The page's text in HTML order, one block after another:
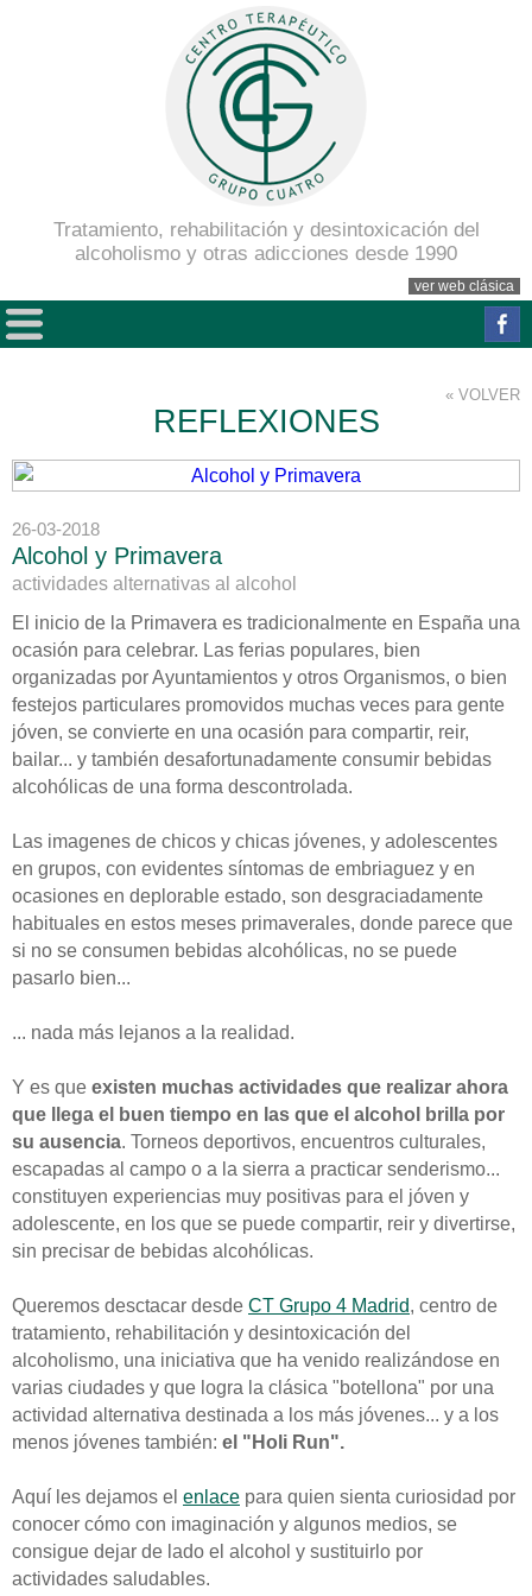
Tratamiento, rehabilitación y desintoxicación del
alcoholismo y otras adicciones desde 1990
ver web clásica
« VOLVER
REFLEXIONES
26-03-2018
Alcohol y Primavera
actividades alternativas al alcohol
El inicio de la Primavera es tradicionalmente en España una
ocasión para celebrar. Las ferias populares, bien
organizadas por Ayuntamientos y otros Organismos, o bien
festejos particulares promovidos muchas veces para gente
jóven, se convierte en una ocasión para compartir, reir,
bailar... y también desafortunadamente consumir bebidas
alcohólicas de una forma descontrolada.
Las imagenes de chicos y chicas jóvenes, y adolescentes
en grupos, con evidentes síntomas de embriaguez y en
ocasiones en deplorable estado, son desgraciadamente
habituales en estos meses primaverales, donde parece que
si no se consumen bebidas alcohólicas, no se puede
pasarlo bien...
... nada más lejanos a la realidad.
Y es que existen muchas actividades que realizar ahora
que llega el buen tiempo en las que el alcohol brilla por
su ausencia. Torneos deportivos, encuentros culturales,
escapadas al campo o a la sierra a practicar senderismo...
constituyen experiencias muy positivas para el jóven y
adolescente, en los que se puede compartir, reir y divertirse,
sin precisar de bebidas alcohólicas.
Queremos desctacar desde CT Grupo 4 Madrid, centro de
tratamiento, rehabilitación y desintoxicación del
alcoholismo, una iniciativa que ha venido realizándose en
varias ciudades y que logra la clásica "botellona" por una
actividad alternativa destinada a los más jóvenes... y a los
menos jóvenes también: el "Holi Run".
Aquí les dejamos el enlace para quien sienta curiosidad por
conocer cómo con imaginación y algunos medios, se
consigue dejar de lado el alcohol y sustituirlo por
actividades saludables.